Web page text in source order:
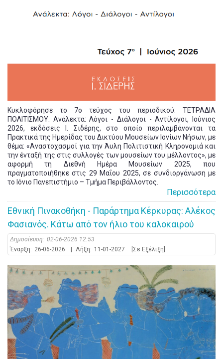
Κυκλοφόρησε το 7ο τεύχος του περιοδικού: ΤΕΤΡΑΔΙΑ
ΠΟΛΙΤΙΣΜΟΥ. Ανάλεκτα: Λόγοι - Διάλογοι - Αντίλογοι, Ιούνιος
2026, εκδόσεις Ι. Σιδέρης, στο οποίο περιλαμβάνονται τα
Πρακτικά της Ημερίδας του Δικτύου Μουσείων Ιονίων Νήσων, με
θέμα: «Αναστοχασμοί για την Άυλη Πολιτιστική Κληρονομιά και
την ένταξή της στις συλλογές των μουσείων του μέλλοντος», με
αφορμή τη Διεθνή Ημέρα Μουσείων 2025, που
πραγματοποιήθηκε στις 29 Μαΐου 2025, σε συνδιοργάνωση με
το Ιόνιο Πανεπιστήμιο – Τμήμα Περιβάλλοντος.
Περισσότερα
Εθνική Πινακοθήκη - Παράρτημα Κέρκυρας: Αλέκος
Φασιανός. Κάτω από τον ήλιο του καλοκαιρού
Δημοσίευση: 02-06-2026 12:53
Έναρξη: 26-06-2026 Λήξη: 11-01-2027 [Σε Εξέλιξη]